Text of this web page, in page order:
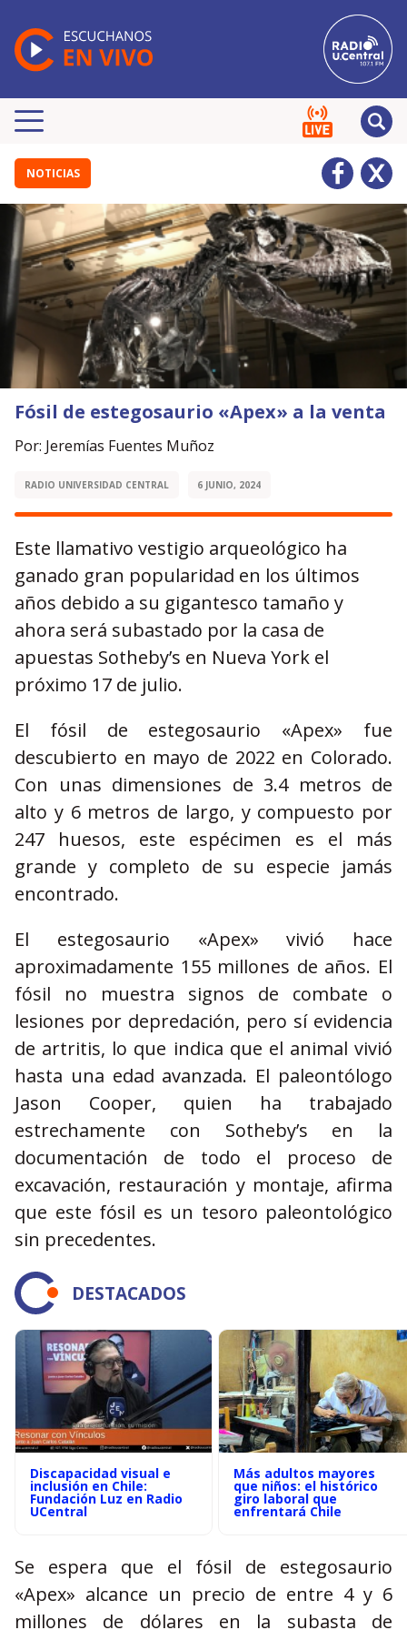
NOTICIAS
Fósil de estegosaurio «Apex» a la venta
Por: Jeremías Fuentes Muñoz
RADIO UNIVERSIDAD CENTRAL 6 JUNIO, 2024
Este llamativo vestigio arqueológico ha
ganado gran popularidad en los últimos
años debido a su gigantesco tamaño y
ahora será subastado por la casa de
apuestas Sotheby’s en Nueva York el
próximo 17 de julio.
El fósil de estegosaurio «Apex» fue
descubierto en mayo de 2022 en Colorado.
Con unas dimensiones de 3.4 metros de
alto y 6 metros de largo, y compuesto por
247 huesos, este espécimen es el más
grande y completo de su especie jamás
encontrado.
El estegosaurio «Apex» vivió hace
aproximadamente 155 millones de años. El
fósil no muestra signos de combate o
lesiones por depredación, pero sí evidencia
de artritis, lo que indica que el animal vivió
hasta una edad avanzada. El paleontólogo
Jason Cooper, quien ha trabajado
estrechamente con Sotheby’s en la
documentación de todo el proceso de
excavación, restauración y montaje, afirma
que este fósil es un tesoro paleontológico
sin precedentes.
DESTACADOS
Discapacidad visual e
inclusión en Chile:
Fundación Luz en Radio
UCentral
Más adultos mayores
que niños: el histórico
giro laboral que
enfrentará Chile
Se espera que el fósil de estegosaurio
«Apex» alcance un precio de entre 4 y 6
millones de dólares en la subasta de